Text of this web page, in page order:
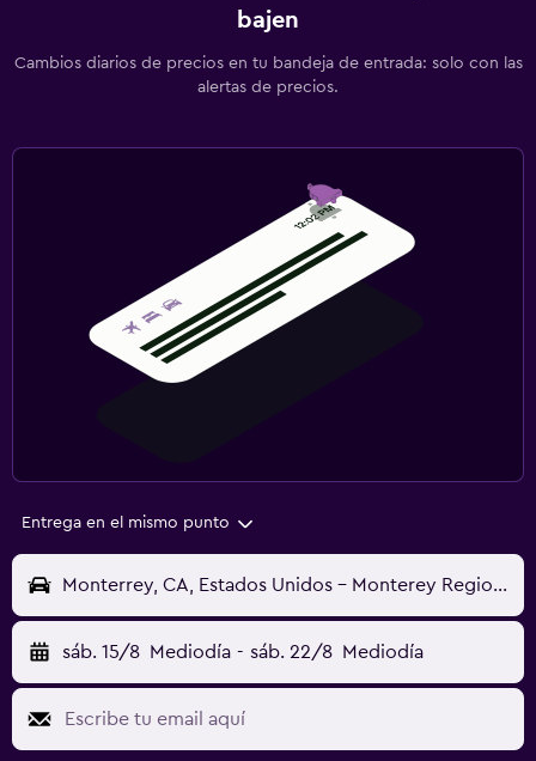
bajen
Cambios diarios de precios en tu bandeja de entrada: solo con las
alertas de precios.
Entrega en el mismo punto
Monterrey, CA, Estados Unidos - Monterey Regional (MRY)
sáb. 15/8 Mediodía - sáb. 22/8 Mediodía